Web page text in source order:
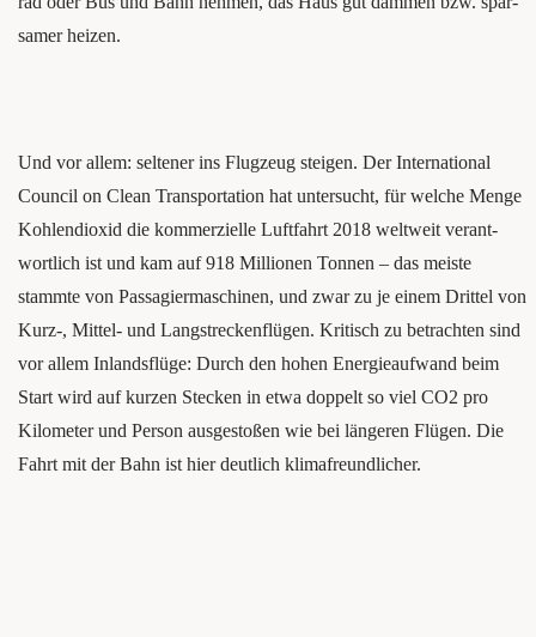
sa­mer heizen.
Und vor allem: sel­te­ner ins Flug­zeug stei­gen. Der Inter­na­tio­nal
Coun­cil on Clean Trans­por­ta­ti­on hat unter­sucht, für wel­che Men­ge
Koh­len­di­oxid die kom­mer­zi­el­le Luft­fahrt 2018 welt­weit ver­ant­
wort­lich ist und kam auf 918 Mil­lio­nen Ton­nen – das meis­te
stamm­te von Pas­sa­gier­ma­schi­nen, und zwar zu je einem Drit­tel von
Kurz‑, Mit­tel- und Langstreckenflügen. Kri­tisch zu betrach­ten sind
vor allem Inlandsflüge: Durch den hohen Ener­gie­auf­wand beim
Start wird auf kur­zen Ste­cken in etwa dop­pelt so viel CO2 pro
Kilo­me­ter und Per­son aus­ge­sto­ßen wie bei län­ge­ren Flügen. Die
Fahrt mit der Bahn ist hier deut­lich klimafreundlicher.